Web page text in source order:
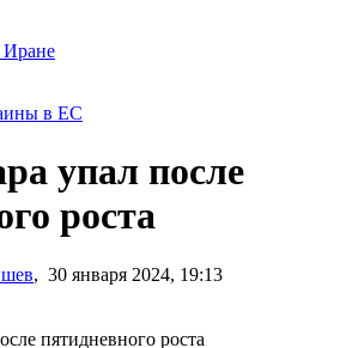
в ЕС
упал после
роста
, 30 января 2024, 19:13